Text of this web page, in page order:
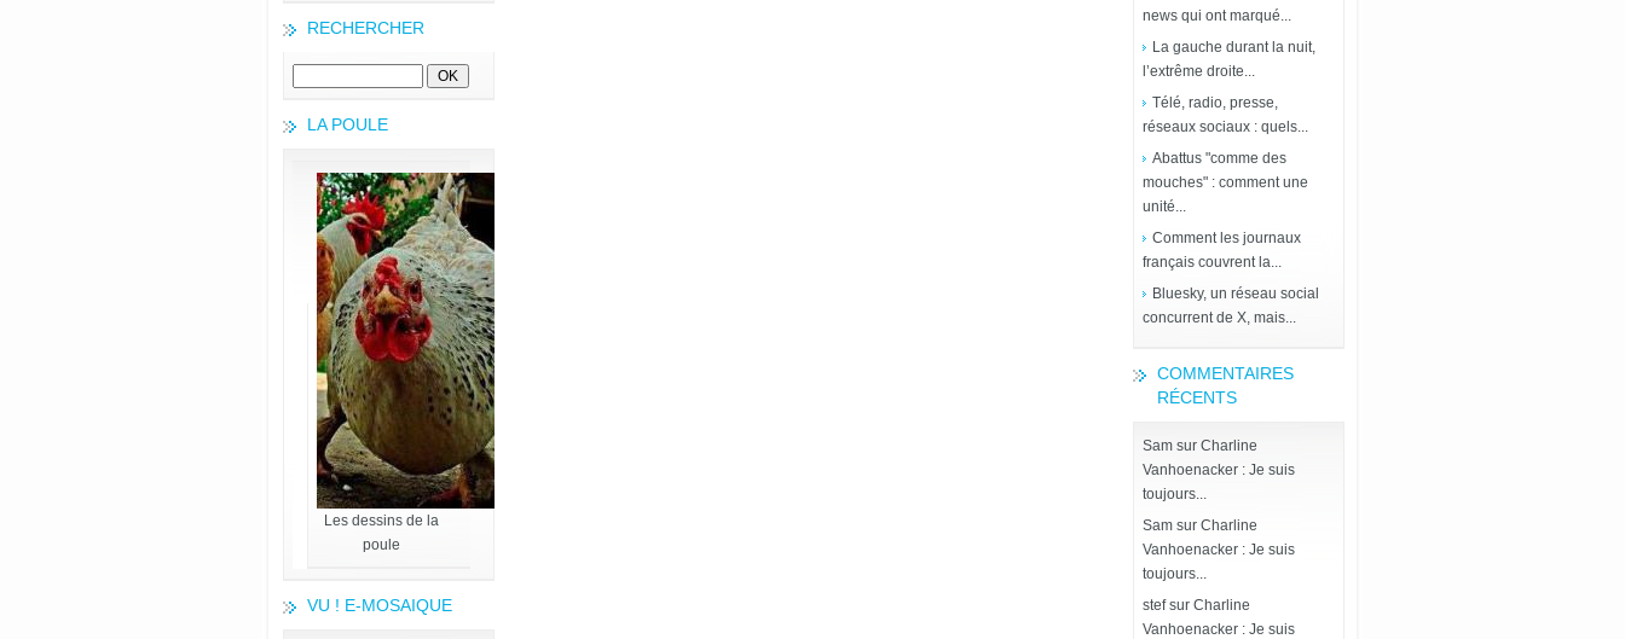
RECHERCHER
LA POULE
Les dessins de la
poule
VU ! E-MOSAIQUE
news qui ont marqué...
La gauche durant la nuit,
l’extrême droite...
Télé, radio, presse,
réseaux sociaux : quels...
Abattus "comme des
mouches" : comment une
unité...
Comment les journaux
français couvrent la...
Bluesky, un réseau social
concurrent de X, mais...
COMMENTAIRES
RÉCENTS
Sam sur Charline
Vanhoenacker : Je suis
toujours...
Sam sur Charline
Vanhoenacker : Je suis
toujours...
stefsur Charline
Vanhoenacker : Je suis